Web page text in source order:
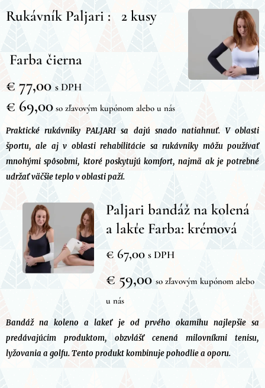
Rukávník Paljari : 2 kusy
Farba čierna
€ 77,00 s DPH
€ 69,00 so zľavovým kupónom alebo u nás
Praktické rukávniky PALJARI sa dajú snado natiahnuť. V oblasti
športu, ale aj v oblasti rehabilitácie sa rukávniky môžu používať
mnohými spôsobmi, ktoré poskytujú komfort, najmä ak je potrebné
udržať väčšie teplo v oblasti paží.
Paljari bandáž na kolená
a lakťe Farba: krémová
€ 67,00 s DPH
€ 59,00 so zľavovým kupónom alebo
u nás
Bandáž na koleno a lakeť je od prvého okamihu najlepšie sa
predávajúcim produktom, obzvlášť cenená milovníkmi tenisu,
lyžovania a golfu. Tento produkt kombinuje pohodlie a oporu.